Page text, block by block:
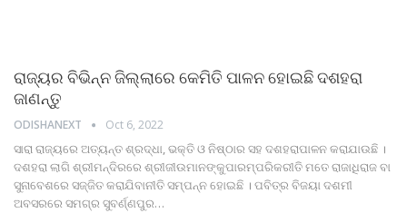
ରାଜ୍ୟର ବିଭିନ୍ନ ଜିଲ୍ଲାରେ କେମିତି ପାଳନ ହୋଇଛି ଦଶହରା
ଜାଣନ୍ତୁ
ODISHANEXT Oct 6, 2022
ସାରା ରାଜ୍ୟରେ ଅତ୍ୟନ୍ତ ଶ୍ରଦ୍ଧା, ଭକ୍ତି ଓ ନିଷ୍ଠାର ସହ ଦଶହରାପାଳନ କରାଯାଉଛି ।
ଦଶହରା ଲାଗି ଶ୍ରୀମନ୍ଦିରରେ ଶ୍ରୀଜୀଉମାନଙ୍କୁପାରମ୍ପରିକରୀତି ମତେ ରାଜାଧିରାଜ ବା
ସୁନାବେଶରେ ସଜ୍ଜିତ କରାଯିବାନୀତି ସମ୍ପନ୍ନ ହୋଇଛି । ପବିତ୍ର ବିଜୟା ଦଶମୀ
ଅବସରରେ ସମଗ୍ର ସୁବର୍ଣ୍ଣପୁର…